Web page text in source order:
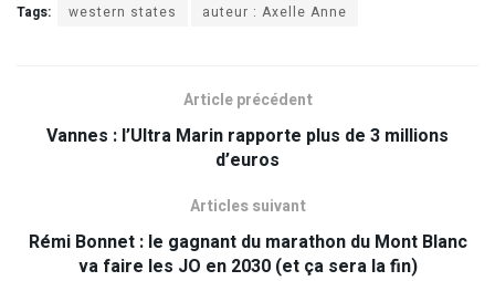
Tags: western states auteur : Axelle Anne
Article précédent
Vannes : l’Ultra Marin rapporte plus de 3 millions
d’euros
Articles suivant
Rémi Bonnet : le gagnant du marathon du Mont Blanc
va faire les JO en 2030 (et ça sera la fin)